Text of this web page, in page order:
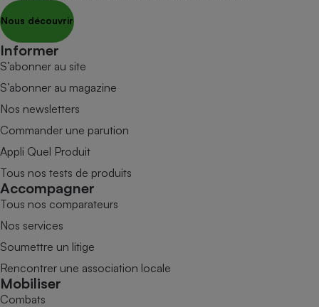
Nous découvrir
Informer
S’abonner au site
S’abonner au magazine
Nos newsletters
Commander une parution
Appli Quel Produit
Tous nos tests de produits
Accompagner
Tous nos comparateurs
Nos services
Soumettre un litige
Rencontrer une association locale
Mobiliser
Combats